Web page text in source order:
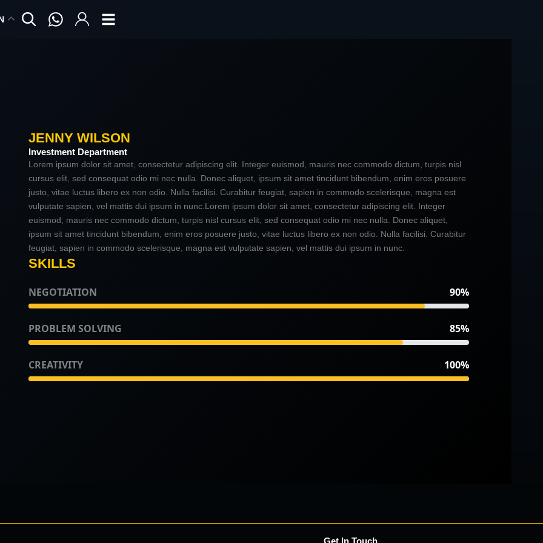
JENNY WILSON
Investment Department
Lorem ipsum dolor sit amet, consectetur adipiscing elit. Integer euismod, mauris nec commodo dictum, turpis nisl
cursus elit, sed consequat odio mi nec nulla. Donec aliquet, ipsum sit amet tincidunt bibendum, enim eros posuere
justo, vitae luctus libero ex non odio. Nulla facilisi. Curabitur feugiat, sapien in commodo scelerisque, magna est
vulputate sapien, vel mattis dui ipsum in nunc.Lorem ipsum dolor sit amet, consectetur adipiscing elit. Integer
euismod, mauris nec commodo dictum, turpis nisl cursus elit, sed consequat odio mi nec nulla. Donec aliquet,
ipsum sit amet tincidunt bibendum, enim eros posuere justo, vitae luctus libero ex non odio. Nulla facilisi. Curabitur
feugiat, sapien in commodo scelerisque, magna est vulputate sapien, vel mattis dui ipsum in nunc.
SKILLS
NEGOTIATION 90%
PROBLEM SOLVING 85%
CREATIVITY 100%
Get In Touch